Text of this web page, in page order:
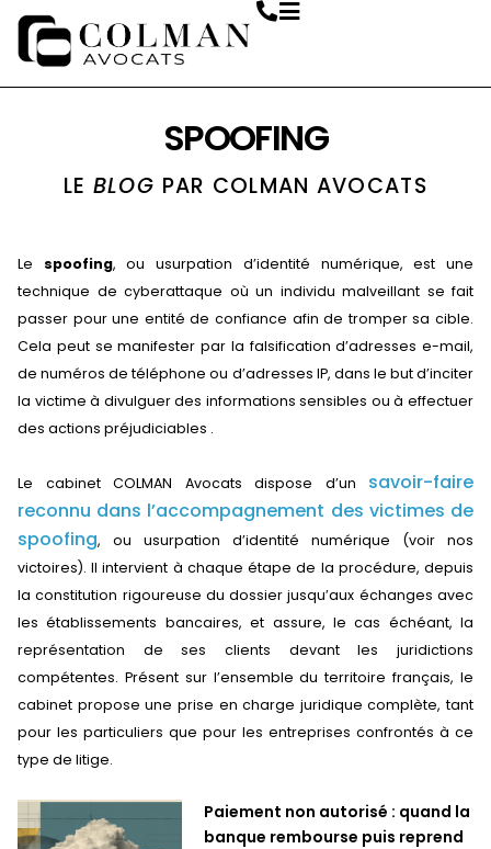
SPOOFING
LE BLOG PAR COLMAN AVOCATS
Le spoofing, ou usurpation d’identité numérique, est une
technique de cyberattaque où un individu malveillant se fait
passer pour une entité de confiance afin de tromper sa cible.
Cela peut se manifester par la falsification d’adresses e-mail,
de numéros de téléphone ou d’adresses IP, dans le but d’inciter
la victime à divulguer des informations sensibles ou à effectuer
des actions préjudiciables .
Le cabinet COLMAN Avocats dispose d’un savoir-faire
reconnu dans l’accompagnement des victimes de
spoofing, ou usurpation d’identité numérique (voir nos
victoires). Il intervient à chaque étape de la procédure, depuis
la constitution rigoureuse du dossier jusqu’aux échanges avec
les établissements bancaires, et assure, le cas échéant, la
représentation de ses clients devant les juridictions
compétentes. Présent sur l’ensemble du territoire français, le
cabinet propose une prise en charge juridique complète, tant
pour les particuliers que pour les entreprises confrontés à ce
type de litige.
Paiement non autorisé : quand la
banque rembourse puis reprend